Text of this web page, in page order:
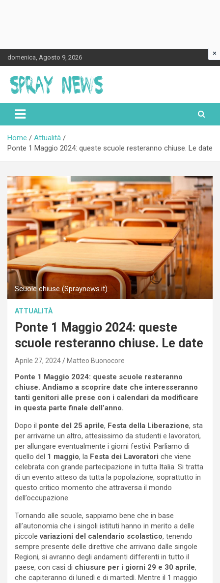
Skip
to
content
domenica, Agosto 9, 2026
Spraynews.it
Home
Attualità
Ponte 1 Maggio 2024: queste scuole resteranno chiuse. Le date
Scuole chiuse (Spraynews.it)
ATTUALITÀ
Ponte 1 Maggio 2024: queste
scuole resteranno chiuse. Le date
Aprile 27, 2024 Matteo Buonocore
Ponte 1 Maggio 2024: queste scuole resteranno
chiuse. Andiamo a scoprire date che interesseranno
tanti genitori alle prese con i calendari da modificare
in questa parte finale dell’anno.
Dopo il ponte del 25 aprile, Festa della Liberazione, sta
per arrivarne un altro, attesissimo da studenti e lavoratori,
per allungare eventualmente i giorni festivi. Parliamo di
quello del 1 maggio, la Festa dei Lavoratori che viene
celebrata con grande partecipazione in tutta Italia. Si tratta
di un evento atteso da tutta la popolazione, soprattutto in
questo critico momento che attraversa il mondo
dell’occupazione.
Tornando alle scuole, sappiamo bene che in base
all’autonomia che i singoli istituti hanno in merito a delle
piccolevariazioni del calendario scolastico, tenendo
sempre presente delle direttive che arrivano dalle singole
Regioni, si avranno degli andamenti differenti in tutto il
paese, con casi di chiusure per i giorni 29 e 30 aprile,
che capiteranno di lunedì e di martedì. Mentre il 1 maggio
×